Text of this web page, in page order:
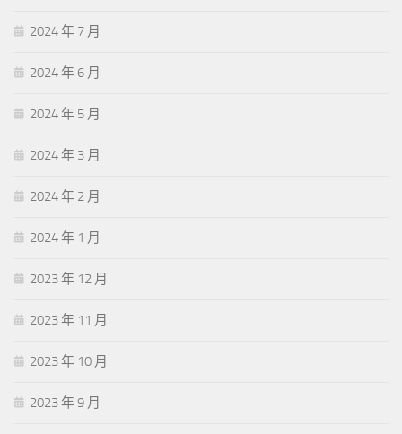
2024 年 7 月
2024 年 6 月
2024 年 5 月
2024 年 3 月
2024 年 2 月
2024 年 1 月
2023 年 12 月
2023 年 11 月
2023 年 10 月
2023 年 9 月